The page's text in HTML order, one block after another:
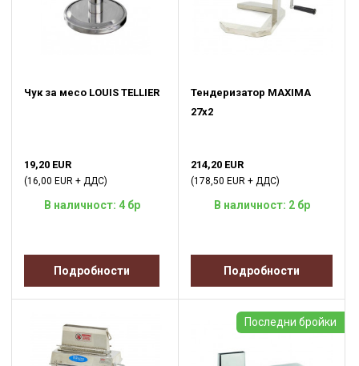
Чук за месо LOUIS TELLIER
19,20 EUR
(16,00 EUR + ДДС)
В наличност: 4 бр
Подробности
Тендеризатор MAXIMA
27x2
214,20 EUR
(178,50 EUR + ДДС)
В наличност: 2 бр
Подробности
Последни бройки